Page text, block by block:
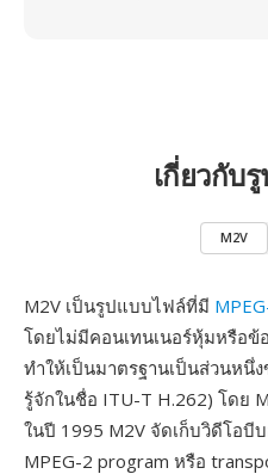
เกี่ยวกับ
M2V
M2V เป็นรูปแบบไฟล์ที่มี
โดยไม่มีคอนเทนเนอร์หุ้มหรือข้
ทำให้เป็นมาตรฐานเป็นส่วนหนึ่
รู้จักในชื่อ ITU-T H.262) โดย
ในปี 1995 M2V จัดเก็บวิดีโอ
MPEG-2 program หรือ